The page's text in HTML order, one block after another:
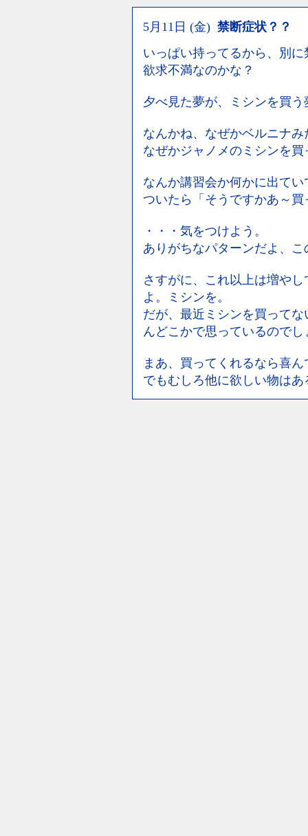
5月11日 (金) 禁断症状？？
いっぱい持ってるから、別
欲求不満なのかな？
夕べ見た夢が、ミシンを買う
なんかね、なぜかベルニナ
なぜかジャノメのミシンを
なんか講習会か何かに出て
ついたら「そうですかあ～
・・・気をつけよう。
ありがちなパターンだよ、こ
さすがに、これ以上は増や
よ。ミシンを。
だが、最近ミシンを買って
んどこかで思っているのでし
まあ、買ってくれるなら喜
でもむしろ他に欲しい物は